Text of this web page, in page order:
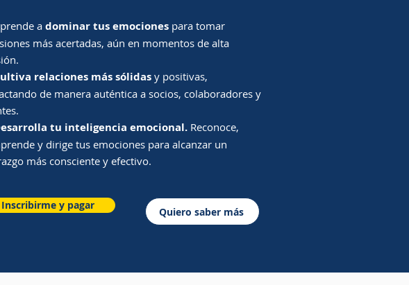
adominar tus emociones para tomar
más acertadas, aún en momentos de alta
relaciones más sólidasy positivas,
de manera auténtica a socios, colaboradores y
tu inteligencia emocional. Reconoce,
y dirige tus emociones para alcanzar un
más consciente y efectivo.
Inscribirme y pagar Quiero saber más